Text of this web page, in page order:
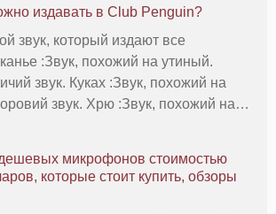
издавать в Club Penguin?
звук, который издают все
:Звук, похожий на
микрофонов стоимостью
которые стоит купить, обзоры